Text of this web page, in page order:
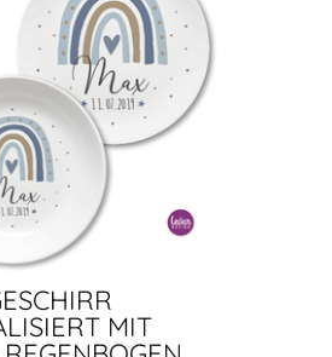
MIT